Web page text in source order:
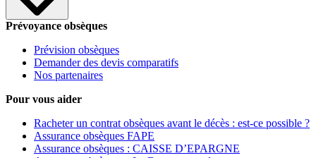
Prévoyance obsèques
Prévision obsèques
Demander des devis comparatifs
Nos partenaires
Pour vous aider
Racheter un contrat obsèques avant le décès : est-ce possible ?
Assurance obsèques FAPE
Assurance obsèques : CAISSE D’EPARGNE